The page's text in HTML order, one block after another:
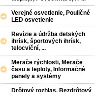
Verejné osvetlenie, Pouličné
LED osvetlenie
Revízie a údržba detských
ihrísk, športových ihrísk,
telocviční, ...
Merače rýchlosti, Merače
času a teploty, Informačné
panely a systémy
Drôtový rozhlas, Bezdrôtový